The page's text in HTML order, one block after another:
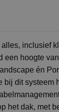
inclusief
hoogte
én
dit
het dak, met